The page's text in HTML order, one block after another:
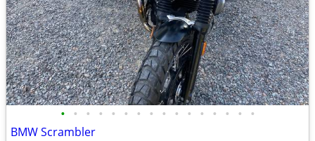
• • • • • • • • • • • • • • • •
BMW Scrambler